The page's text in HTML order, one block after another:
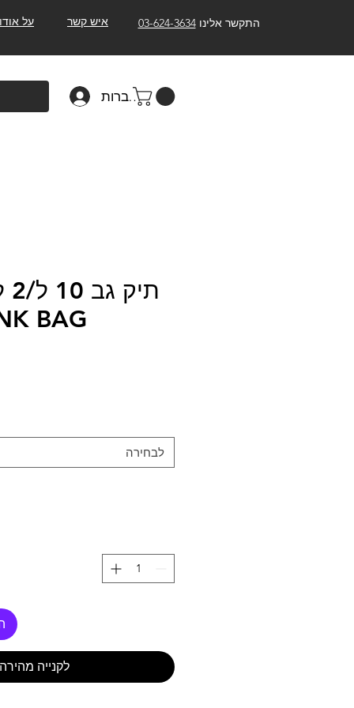
על איש קשר התקשר אלינו03-624-3634
להתחברות
לבחירה
לקנייה מהירה